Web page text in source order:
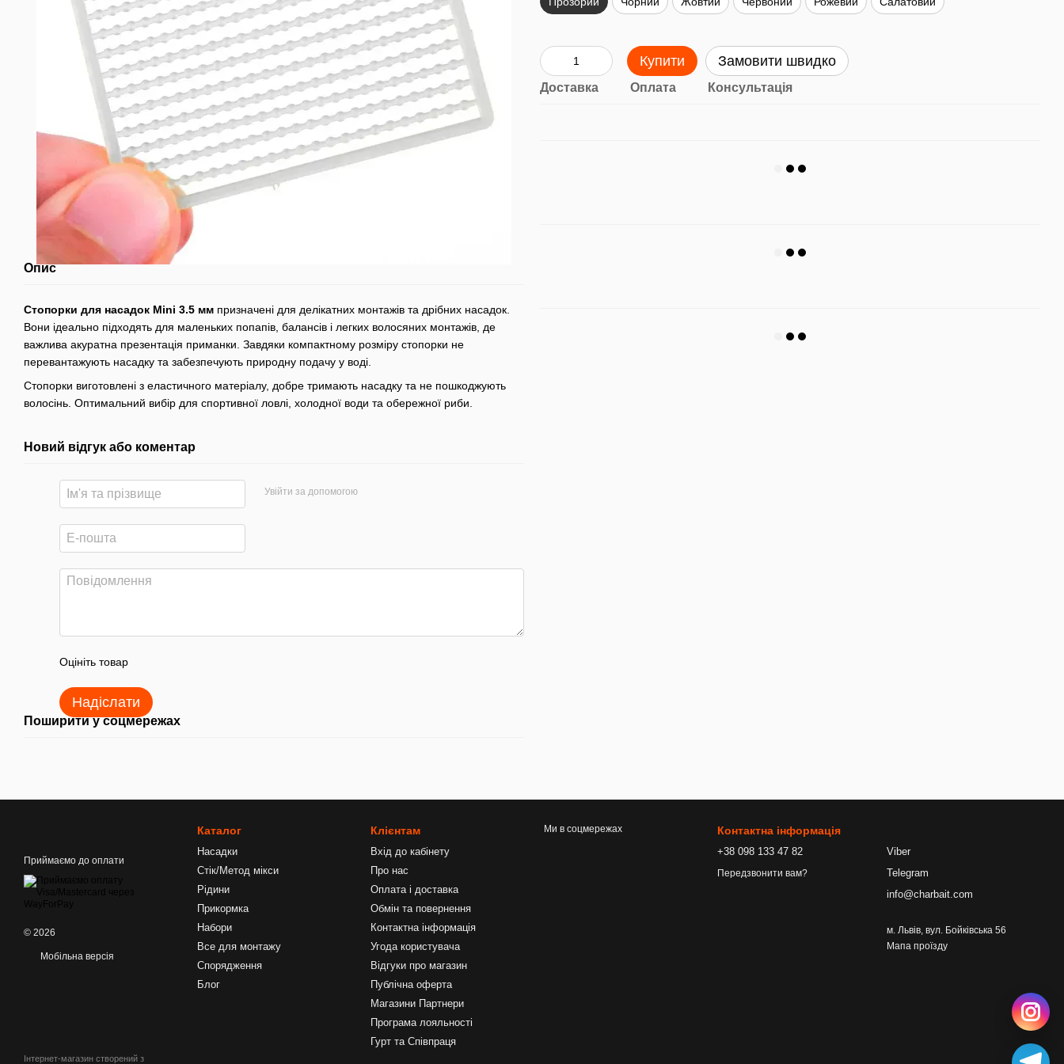
Опис
Стопорки для насадок Mini 3.5 мм призначені для делікатних монтажів та дрібних насадок.
Вони ідеально підходять для маленьких попапів, балансів і легких волосяних монтажів, де
важлива акуратна презентація приманки. Завдяки компактному розміру стопорки не
перевантажують насадку та забезпечують природну подачу у воді.
Стопорки виготовлені з еластичного матеріалу, добре тримають насадку та не пошкоджують
волосінь. Оптимальний вибір для спортивної ловлі, холодної води та обережної риби.
Новий відгук або коментар
Увійти за допомогою
Оцініть товар
Надіслати
Поширити у соцмережах
Купити Замовити швидко
Доставка Оплата Консультація
Приймаємо до оплати
© 2026
Мобільна версія
Інтернет-магазин створений з
Каталог
Насадки
Стік/Метод мікси
Рідини
Прикормка
Набори
Все для монтажу
Спорядження
Блог
Клієнтам
Вхід до кабінету
Про нас
Оплата і доставка
Обмін та повернення
Контактна інформація
Угода користувача
Відгуки про магазин
Публічна оферта
Магазини Партнери
Програма лояльності
Гурт та Співпраця
Ми в соцмережах Контактна інформація
+38 098 133 47 82
Передзвонити вам?
Viber
Telegram
info@charbait.com
м. Львів, вул. Бойківська 56
Мапа проїзду